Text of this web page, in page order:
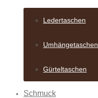
Ledertaschen
Umhängetaschen
Gürteltaschen
Schmuck